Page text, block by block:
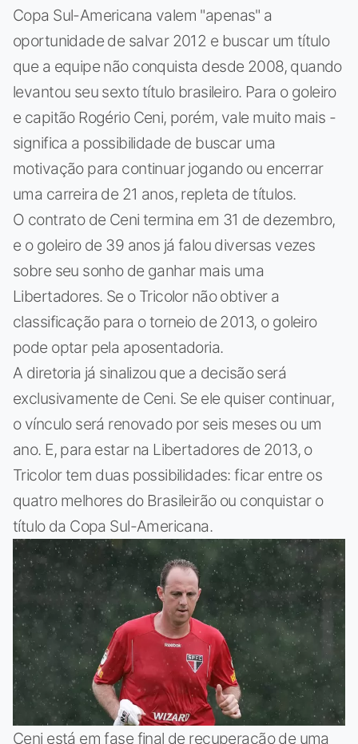
Copa Sul-Americana valem "apenas" a
oportunidade de salvar 2012 e buscar um título
que a equipe não conquista desde 2008, quando
levantou seu sexto título brasileiro. Para o goleiro
e capitão Rogério Ceni, porém, vale muito mais -
significa a possibilidade de buscar uma
motivação para continuar jogando ou encerrar
uma carreira de 21 anos, repleta de títulos.
O contrato de Ceni termina em 31 de dezembro,
e o goleiro de 39 anos já falou diversas vezes
sobre seu sonho de ganhar mais uma
Libertadores. Se o Tricolor não obtiver a
classificação para o torneio de 2013, o goleiro
pode optar pela aposentadoria.
A diretoria já sinalizou que a decisão será
exclusivamente de Ceni. Se ele quiser continuar,
o vínculo será renovado por seis meses ou um
ano. E, para estar na Libertadores de 2013, o
Tricolor tem duas possibilidades: ficar entre os
quatro melhores do Brasileirão ou conquistar o
título da Copa Sul-Americana.
Ceni está em fase final de recuperação de uma